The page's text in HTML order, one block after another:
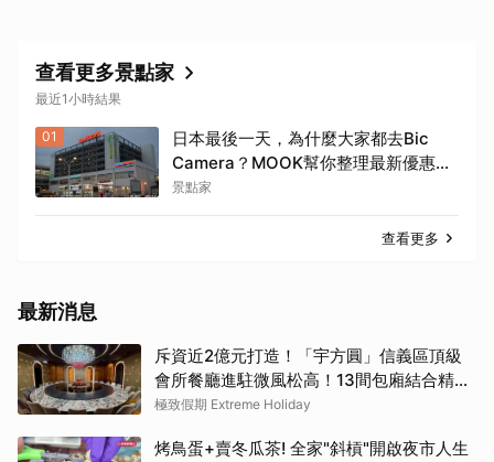
查看更多景點家
最近1小時結果
01
日本最後一天，為什麼大家都去Bic
Camera？MOOK幫你整理最新優惠
券，行前趕快存手機，結帳直接用，最
景點家
查看更多
最新消息
斥資近2億元打造！「宇方圓」信義區頂級
會所餐廳進駐微風松高！13間包廂結合精緻
粵菜與社交娛樂
極致假期 Extreme Holiday
烤鳥蛋+賣冬瓜茶! 全家"斜槓"開啟夜市人生